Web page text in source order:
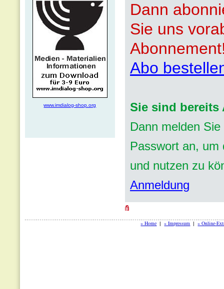
www.imdialog-shop.org
Dann
Sie uns
Abo
Sie sind bereits
Dann melden
Passwort an, um
und nutzen zu
Anmeldung
» Home | » Impressum | » Online-